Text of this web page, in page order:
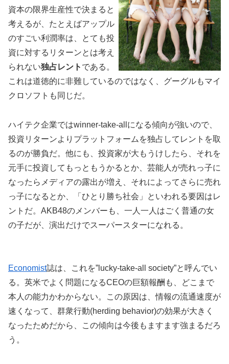
資本の限界生産性で決まると
考えるが、たとえばアップル
のすごい利潤率は、とても投
資に対するリターンとは考え
られない独占レント である。
これは道徳的に非難しているのではなく、グーグルもマイ
クロソフトも同じだ。
ハイテク企業ではwinner-take-allになる傾向が強いので、
投資リターンよりプラットフォームを独占してレントを取
るのが勝負だ。他にも、投資家が大もうけしたら、それを
元手に投資してもっともうかるとか、芸能人が売れっ子に
なったらメディアの露出が増え、それによってさらに売れ
っ子になるとか、「ひとり勝ち社会」といわれる要因はレ
ントだ。AKB48のメンバーも、一人一人はごく普通の女
の子だが、演出だけでスーパースターになれる。
Economist誌は、これを”lucky-take-all society”と呼んでい
る。英米でよく問題になるCEOの巨額報酬も、どこまで
本人の能力かわからない。この原因は、情報の流通速度が
速くなって、群衆行動(herding behavior)の効果が大きく
なったためだから、この傾向は今後もますます強まるだろ
う。